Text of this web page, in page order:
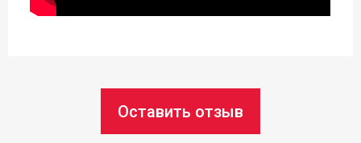
Статус товара:Оставить отзыв